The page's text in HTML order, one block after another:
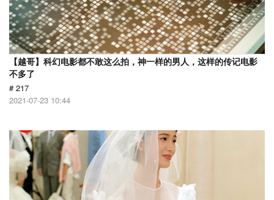
【越哥】科幻电影都不敢这么拍，神一样的男人，这样的传记电影
不多了
# 217
2021-07-23 10:44